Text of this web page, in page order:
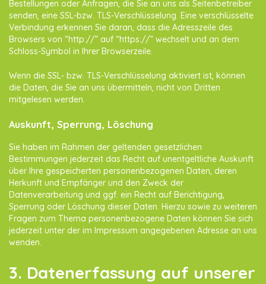
Bestellungen oder Anfragen, die Sie an uns als Seitenbetreiber
senden, eine SSL-bzw. TLS-Verschlüsselung. Eine verschlüsselte
Verbindung erkennen Sie daran, dass die Adresszeile des
Browsers von “http://” auf “https://” wechselt und an dem
Schloss-Symbol in Ihrer Browserzeile.
Wenn die SSL- bzw. TLS-Verschlüsselung aktiviert ist, können
die Daten, die Sie an uns übermitteln, nicht von Dritten
mitgelesen werden.
Auskunft, Sperrung, Löschung
Sie haben im Rahmen der geltenden gesetzlichen
Bestimmungen jederzeit das Recht auf unentgeltliche Auskunft
über Ihre gespeicherten personenbezogenen Daten, deren
Herkunft und Empfänger und den Zweck der
Datenverarbeitung und ggf. ein Recht auf Berichtigung,
Sperrung oder Löschung dieser Daten. Hierzu sowie zu weiteren
Fragen zum Thema personenbezogene Daten können Sie sich
jederzeit unter der im Impressum angegebenen Adresse an uns
wenden.
3. Datenerfassung auf unserer